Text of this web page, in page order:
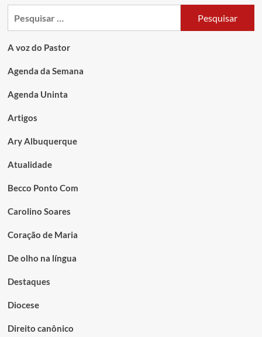
A voz do Pastor
Agenda da Semana
Agenda Uninta
Artigos
Ary Albuquerque
Atualidade
Becco Ponto Com
Carolino Soares
Coração de Maria
De olho na língua
Destaques
Diocese
Direito canônico